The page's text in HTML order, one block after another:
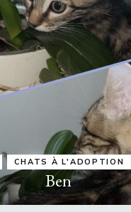
CHATS À L'ADOPTION
Ben